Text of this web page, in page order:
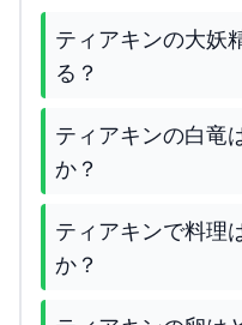
ティアキンの大妖
る？
ティアキンの白竜
か？
ティアキンで料理
か？